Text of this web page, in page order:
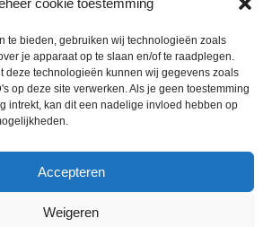
cookie toestemming
te bieden, gebruiken wij technologieën zoals
je apparaat op te slaan en/of te raadplegen.
deze technologieën kunnen wij gegevens zoals
op deze site verwerken. Als je geen toestemming
intrekt, kan dit een nadelige invloed hebben op
Accepteren
Weigeren
Horeca-Groothandel